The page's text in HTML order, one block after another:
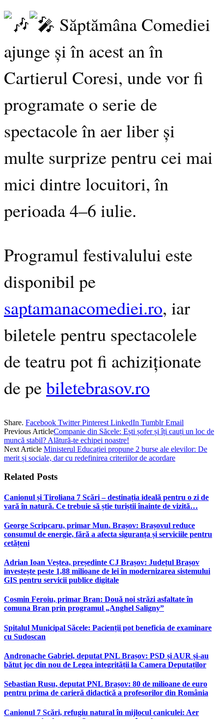
Săptămâna Comediei
ajunge și în acest an în
Cartierul Coresi, unde vor fi
programate o serie de
spectacole în aer liber și
multe surprize pentru cei mai
mici dintre locuitori, în
perioada 4–6 iulie.
Programul festivalului este
disponibil pe
saptamanacomediei.ro, iar
biletele pentru spectacolele
de teatru pot fi achiziționate
de pe biletebrasov.ro
Share. Facebook Twitter Pinterest LinkedIn Tumblr Email
Previous ArticleCompanie din Săcele: Ești șofer și îți cauți un loc de
muncă stabil? Alătură-te echipei noastre!
Next Article Ministerul Educației propune 2 burse ale elevilor: De
merit și sociale, dar cu redefinirea criteriilor de acordare
Related Posts
Canionul și Tiroliana 7 Scări – destinația ideală pentru o zi de
vară în natură. Ce trebuie să știe turiștii înainte de vizită…
George Scripcaru, primar Mun. Brașov: Brașovul reduce
consumul de energie, fără a afecta siguranța și serviciile pentru
cetățeni
Adrian Ioan Veștea, președinte CJ Brașov: Județul Brașov
investește peste 1,88 milioane de lei în modernizarea sistemului
GIS pentru servicii publice digitale
Cosmin Feroiu, primar Bran: Două noi străzi asfaltate în
comuna Bran prin programul „Anghel Saligny”
Spitalul Municipal Săcele: Pacienții pot beneficia de examinare
cu Sudoscan
Andronache Gabriel, deputat PNL Brașov: PSD și AUR și-au
bătut joc din nou de Legea integrității la Camera Deputaților
Sebastian Rusu, deputat PNL Brașov: 80 de milioane de euro
pentru prima de carieră didactică a profesorilor din România
Canionul 7 Scări, refugiu natural în mijlocul caniculei: Aer